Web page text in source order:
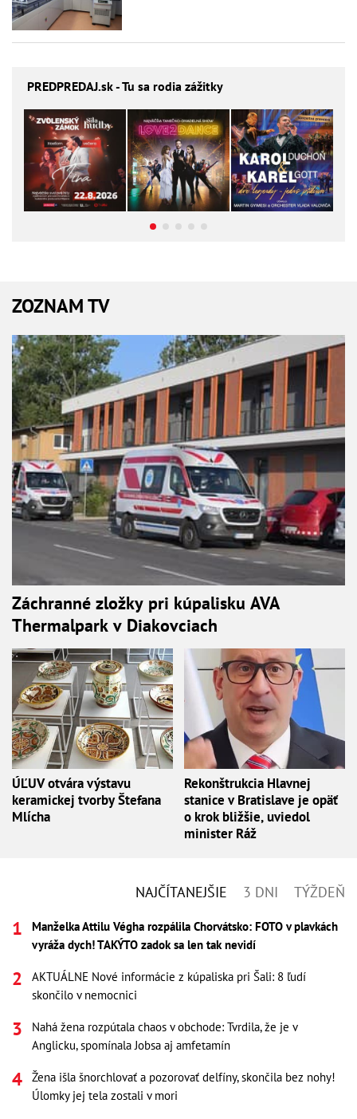
PREDPREDAJ.sk - Tu sa rodia zážitky
ZOZNAM TV
Záchranné zložky pri kúpalisku AVA
Thermalpark v Diakovciach
ÚĽUV otvára výstavu
keramickej tvorby Štefana
Mlícha
Rekonštrukcia Hlavnej
stanice v Bratislave je opäť
o krok bližšie, uviedol
minister Ráž
NAJČÍTANEJŠIE 3 DNI TÝŽDEŇ
Manželka Attilu Végha rozpálila Chorvátsko: FOTO v plavkách
vyráža dych! TAKÝTO zadok sa len tak nevidí
AKTUÁLNE Nové informácie z kúpaliska pri Šali: 8 ľudí
skončilo v nemocnici
Nahá žena rozpútala chaos v obchode: Tvrdila, že je v
Anglicku, spomínala Jobsa aj amfetamín
Žena išla šnorchlovať a pozorovať delfíny, skončila bez nohy!
Úlomky jej tela zostali v mori